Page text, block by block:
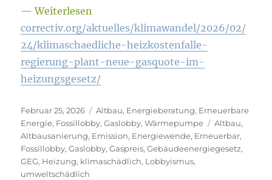
— Weiterlesen
correctiv.org/aktuelles/klimawandel/2026/02/
24/klimaschaedliche-heizkostenfalle-
regierung-plant-neue-gasquote-im-
heizungsgesetz/
Veröffentlicht
am
Februar 25, 2026 Kategorien
Altbau, Energieberatung, Erneuerbare
Energie, Fossillobby,Gaslobby,Wärmepumpe Schlagwörter
Altbau,
Altbausanierung, Emission, Energiewende, Erneuerbar,
Fossillobby,Gaslobby,Gaspreis,Gebäudeenergiegesetz,
GEG, Heizung, klimaschädlich, Lobbyismus,
umweltschädlich